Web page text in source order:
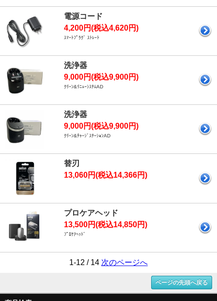
電源コード
4,200円(税込4,620円)
ｽﾏｰﾄﾌﾟﾗｸﾞ ｽﾄﾚｰﾄ
洗浄器
9,000円(税込9,900円)
ｸﾘｰﾝ&ﾘﾆｭｰｼｽﾃﾑAD
洗浄器
9,000円(税込9,900円)
ｸﾘｰﾝ&ﾁｬｰｼﾞｽﾃｰｼｮﾝAD
替刃
13,060円(税込14,366円)
プロケアヘッド
13,500円(税込14,850円)
ﾌﾟﾛｹｱﾍｯﾄﾞ
1-12 / 14 次のページへ
ページの先頭へ戻る